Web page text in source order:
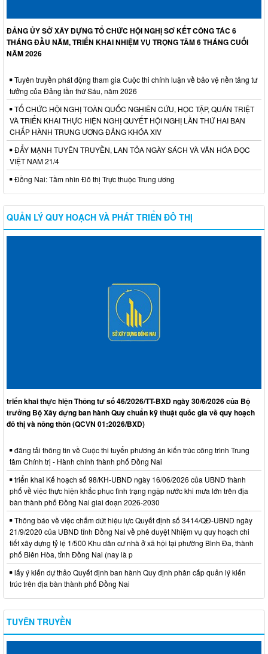
ĐẢNG ỦY SỞ XÂY DỰNG TỔ CHỨC HỘI NGHỊ SƠ KẾT CÔNG TÁC 6
THÁNG ĐẦU NĂM, TRIỂN KHAI NHIỆM VỤ TRỌNG TÂM 6 THÁNG CUỐI
NĂM 2026
Tuyên truyền phát động tham gia Cuộc thi chính luận về bảo vệ nền tảng tư
tưởng của Đảng lần thứ Sáu, năm 2026
TỔ CHỨC HỘI NGHỊ TOÀN QUỐC NGHIÊN CỨU, HỌC TẬP, QUÁN TRIỆT
VÀ TRIỂN KHAI THỰC HIỆN NGHỊ QUYẾT HỘI NGHỊ LẦN THỨ HAI BAN
CHẤP HÀNH TRUNG ƯƠNG ĐẢNG KHÓA XIV
ĐẨY MẠNH TUYÊN TRUYỀN, LAN TỎA NGÀY SÁCH VÀ VĂN HÓA ĐỌC
VIỆT NAM 21/4
Đồng Nai: Tầm nhìn Đô thị Trực thuộc Trung ương
QUẢN LÝ QUY HOẠCH VÀ PHÁT TRIỂN ĐÔ THỊ
triển khai thực hiện Thông tư số 46/2026/TT-BXD ngày 30/6/2026 của Bộ
trưởng Bộ Xây dựng ban hành Quy chuẩn kỹ thuật quốc gia về quy hoạch
đô thị và nông thôn (QCVN 01:2026/BXD)
đăng tải thông tin về Cuộc thi tuyển phương án kiến trúc công trình Trung
tâm Chính trị - Hành chính thành phố Đồng Nai
triển khai Kế hoạch số 98/KH-UBND ngày 16/06/2026 của UBND thành
phố về việc thực hiện khắc phục tình trạng ngập nước khi mưa lớn trên địa
bàn thành phố Đồng Nai giai đoạn 2026-2030
Thông báo về việc chấm dứt hiệu lực Quyết định số 3414/QĐ-UBND ngày
21/9/2020 của UBND tỉnh Đồng Nai về phê duyệt Nhiệm vụ quy hoạch chi
tiết xây dựng tỷ lệ 1/500 Khu dân cư nhà ở xã hội tại phường Bình Đa, thành
phố Biên Hòa, tỉnh Đồng Nai (nay là p
lấy ý kiến dự thảo Quyết định ban hành Quy định phân cấp quản lý kiến
trúc trên địa bàn thành phố Đồng Nai
TUYÊN TRUYỀN